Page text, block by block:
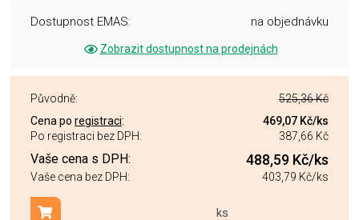
Dostupnost EMAS: na objednávku
Zobrazit dostupnost na prodejnách
Původně:
525,36 Kč
Cena po registraci: 469,07 Kč/ks
Po registraci bez DPH:
387,66 Kč
Vaše cena s DPH: 488,59 Kč/ks
Vaše cena bez DPH: 403,79 Kč/ks
ks